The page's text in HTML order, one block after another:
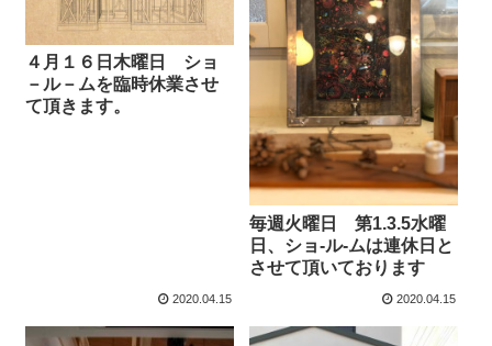
４月１６日木曜日 ショ
－ル－ムを臨時休業させ
て頂きます。
2020.04.15
毎週火曜日 第1.3.5水曜
日、ショ-ル-ムは連休日と
させて頂いております
2020.04.15